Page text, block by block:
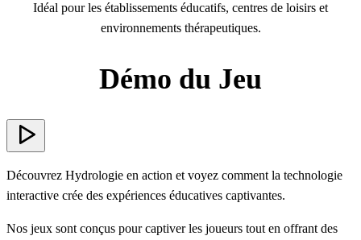
Idéal pour les établissements éducatifs, centres de loisirs et
environnements thérapeutiques.
Démo du Jeu
Découvrez Hydrologie en action et voyez comment la technologie
interactive crée des expériences éducatives captivantes.
Nos jeux sont conçus pour captiver les joueurs tout en offrant des